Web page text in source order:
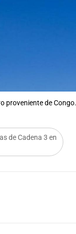
proveniente de Congo.
de Cadena 3 en